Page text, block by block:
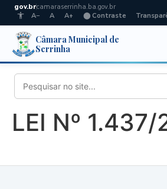
gov.brcamaraserrinha.ba.gov.br
A−
A A+ ⬤ Contraste
Câmara Municipal de
Serrinha
LEI Nº